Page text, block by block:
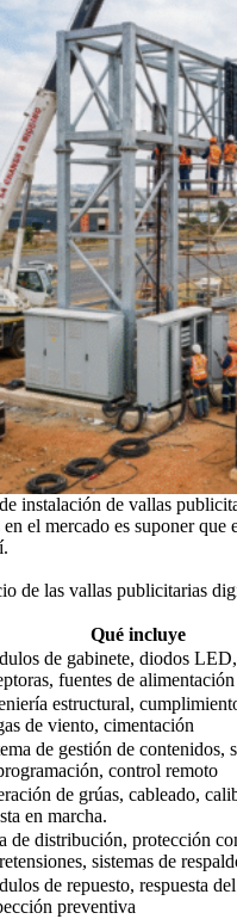
instalación de vallas
en el mercado es suponer
de las vallas publicitarias
Qué incluye
de gabinete, diodos
fuentes de alimentación
estructural,
de viento, cimentación
de gestión de contenidos,
control remoto
de grúas, cableado,
en marcha.
de distribución, protección
sistemas de
de repuesto, respuesta
preventiva